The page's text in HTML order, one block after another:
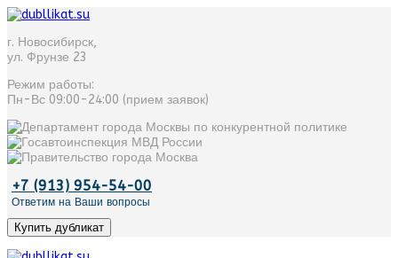
г. Новосибирск,
ул. Фрунзе 23
Режим работы:
Пн-Вс 09:00-24:00 (прием заявок)
+7 (913) 954-54-00
Ответим на Ваши вопросы
Купить дубликат